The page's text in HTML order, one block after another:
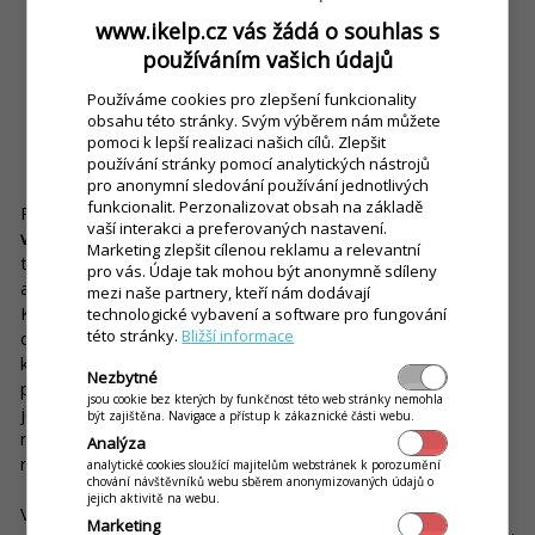
4. Týmový duch
Práce v kolektivu není jednoduchá a udrženístabilního a
výkonného týmu je samozřejmě velmi náročné. Dnes je
týmová spolupráce součástí téměř každé firmy. Je důležité,
aby
každý znal svou rolia přebíral odpovědnost za své činy.
Každý tým má stanovené cíle, určité vize, kterých chce
dosáhnout. Jeho členové musí mezi sebou umět komunikovat,
kooperovat a umět se na sebe spolehnout, protože
představují jednotlivé články, které vytvářejí celek. Při selhání
jednoho článku je obtížné dosáhnout určeného cíle. A právě
nejefektivnější komunikaci a kooperaci vám zajistí vhodný
restaurační systém.
V každém týmu je podstatné poskytnout prostor všem k
www.ikelp.cz vás žádá o souhlas s
používáním vašich údajů
Používáme cookies pro zlepšení funkcionality
obsahu této stránky. Svým výběrem nám můžete
pomoci k lepší realizaci našich cílů. Zlepšit
používání stránky pomocí analytických nástrojů
pro anonymní sledování používání jednotlivých
funkcionalit. Perzonalizovat obsah na základě
vaší interakci a preferovaných nastavení.
Marketing zlepšit cílenou reklamu a relevantní
pro vás. Údaje tak mohou být anonymně sdíleny
mezi naše partnery, kteří nám dodávají
technologické vybavení a software pro fungování
této stránky.Bližší informace
Nezbytné
jsou cookie bez kterých by funkčnost této web stránky nemohla
být zajištěna. Navigace a přístup k zákaznické části webu.
Analýza
analytické cookies sloužící majitelům webstránek k porozumění
chování návštěvníků webu sběrem anonymizovaných údajů o
jejich aktivitě na webu.
Marketing